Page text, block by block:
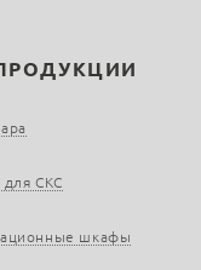
СКС
шкафы